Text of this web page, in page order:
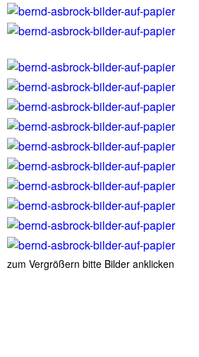
zum Vergrößern bitte Bilder anklicken